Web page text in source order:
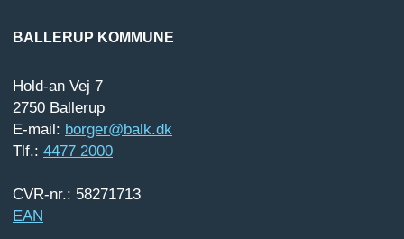
BALLERUP KOMMUNE
Hold-an Vej 7
2750 Ballerup
E-mail: borger@balk.dk
Tlf.: 4477 2000
CVR-nr.: 58271713
EAN